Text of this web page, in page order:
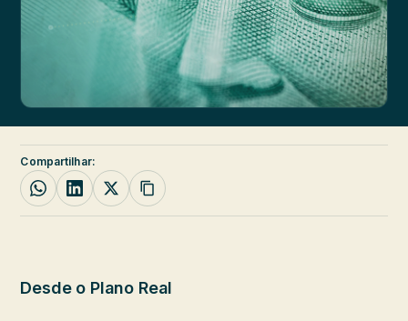
Compartilhar:
Desde o Plano Real